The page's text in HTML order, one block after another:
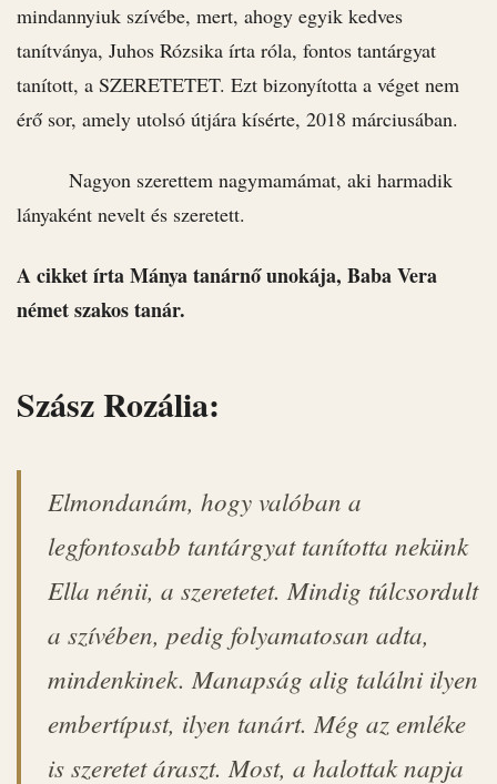
mindannyiuk szívébe, mert, ahogy egyik kedves
tanítványa, Juhos Rózsika írta róla, fontos tantárgyat
tanított, a SZERETETET. Ezt bizonyította a véget nem
érő sor, amely utolsó útjára kísérte, 2018 márciusában.
Nagyon szerettem nagymamámat, aki harmadik
lányaként nevelt és szeretett.
A cikket írta Mánya tanárnő unokája, Baba Vera
német szakos tanár.
Szász Rozália:
Elmondanám, hogy valóban a
legfontosabb tantárgyat tanította nekünk
Ella nénii, a szeretetet. Mindig túlcsordult
a szívében, pedig folyamatosan adta,
mindenkinek. Manapság alig találni ilyen
embertípust, ilyen tanárt. Még az emléke
is szeretet áraszt. Most, a halottak napja